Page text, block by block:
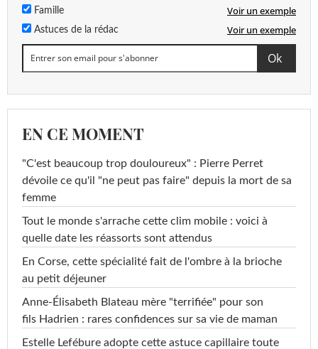
Famille Voir un exemple
Astuces de la rédac Voir un exemple
EN CE MOMENT
"C'est beaucoup trop douloureux" : Pierre Perret
dévoile ce qu'il "ne peut pas faire" depuis la mort de sa
femme
Tout le monde s'arrache cette clim mobile : voici à
quelle date les réassorts sont attendus
En Corse, cette spécialité fait de l'ombre à la brioche
au petit déjeuner
Anne-Élisabeth Blateau mère "terrifiée" pour son
fils Hadrien : rares confidences sur sa vie de maman
Estelle Lefébure adopte cette astuce capillaire toute